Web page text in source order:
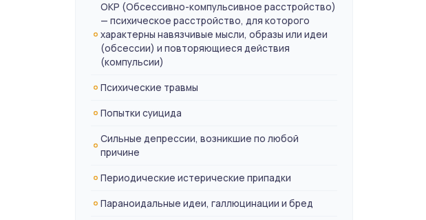
ОКР (Обсессивно-компульсивное расстройство)
— психическое расстройство, для которого
характерны навязчивые мысли, образы или идеи
(обсессии) и повторяющиеся действия
(компульсии)
Психические травмы
Попытки суицида
Сильные депрессии, возникшие по любой
причине
Периодические истерические припадки
Параноидальные идеи, галлюцинации и бред